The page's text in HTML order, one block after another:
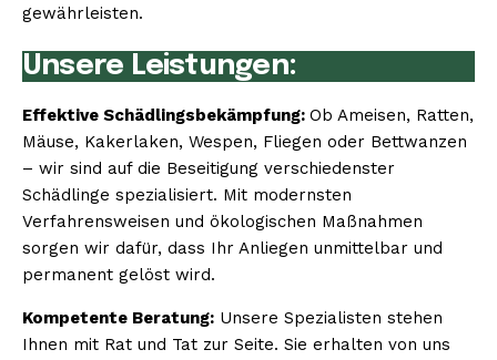
gewährleisten.
Unsere Leistungen:
Effektive Schädlingsbekämpfung: Ob Ameisen, Ratten,
Mäuse, Kakerlaken, Wespen, Fliegen oder Bettwanzen
– wir sind auf die Beseitigung verschiedenster
Schädlinge spezialisiert. Mit modernsten
Verfahrensweisen und ökologischen Maßnahmen
sorgen wir dafür, dass Ihr Anliegen unmittelbar und
permanent gelöst wird.
Kompetente Beratung: Unsere Spezialisten stehen
Ihnen mit Rat und Tat zur Seite. Sie erhalten von uns